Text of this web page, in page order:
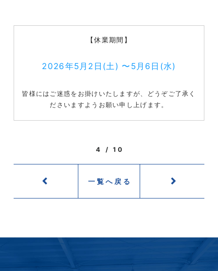
【休業期間】
2026年5月2日(土) 〜5月6日(水)
皆様にはご迷惑をお掛けいたしますが、どうぞご了承く
ださいますようお願い申し上げます。
4 / 10
一覧へ戻る